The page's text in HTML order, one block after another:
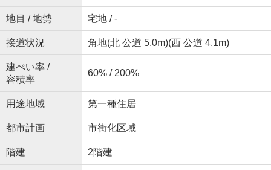
地目 / 地勢 宅地 / -
接道状況 角地(北 公道 5.0m)(西 公道 4.1m)
建ぺい率 /
容積率
60% / 200%
用途地域 第一種住居
都市計画 市街化区域
階建 2階建